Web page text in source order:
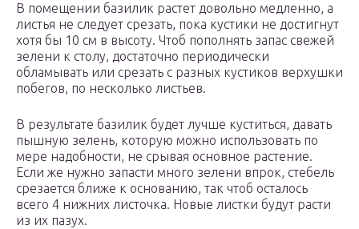
В помещении базилик растет довольно медленно, а
листья не следует срезать, пока кустики не достигнут
хотя бы 10 см в высоту. Чтоб пополнять запас свежей
зелени к столу, достаточно периодически
обламывать или срезать с разных кустиков верхушки
побегов, по несколько листьев.
В результате базилик будет лучше куститься, давать
пышную зелень, которую можно использовать по
мере надобности, не срывая основное растение.
Если же нужно запасти много зелени впрок, стебель
срезается ближе к основанию, так чтоб осталось
всего 4 нижних листочка. Новые листки будут расти
из их пазух.